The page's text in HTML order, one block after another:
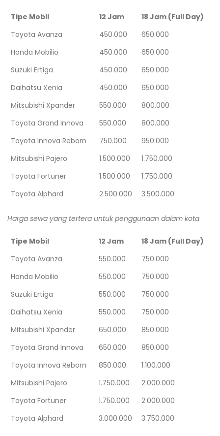
Tipe Mobil 12 Jam
18 Jam (Full Day)
Toyota Avanza
450.000
650.000
Honda Mobilio
450.000
650.000
Suzuki Ertiga
450.000
650.000
Daihatsu Xenia
450.000
650.000
Mitsubishi Xpander
550.000
800.000
Toyota Grand Innova
550.000
800.000
Toyota Innova Reborn
750.000
950.000
Mitsubishi Pajero
1.500.000
1.750.000
Toyota Fortuner
1.500.000
1.750.000
Toyota Alphard
2.500.000 3.500.000
Harga sewa yang tertera untuk penggunaan dalam kota
Tipe Mobil 12 Jam
18 Jam (Full Day)
Toyota Avanza
550.000
750.000
Honda Mobilio
550.000
750.000
Suzuki Ertiga
550.000
750.000
Daihatsu Xenia
550.000
750.000
Mitsubishi Xpander
650.000
850.000
Toyota Grand Innova
650.000
850.000
Toyota Innova Reborn
850.000
1.100.000
Mitsubishi Pajero
1.750.000
2.000.000
Toyota Fortuner
1.750.000
2.000.000
Toyota Alphard
3.000.000 3.750.000